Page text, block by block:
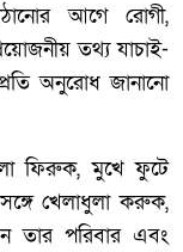
আগে রোগী,
তথ্য যাচাই-
অনুরোধ জানানো
ফিরুক, মুখে ফুটে
খেলাধুলা করুক,
তার পরিবার এবং